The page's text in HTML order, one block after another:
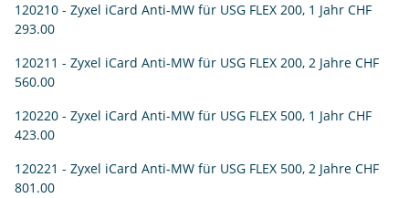
120210 - Zyxel iCard Anti-MW für USG FLEX 200, 1 Jahr CHF
293.00
120211 - Zyxel iCard Anti-MW für USG FLEX 200, 2 Jahre CHF
560.00
120220 - Zyxel iCard Anti-MW für USG FLEX 500, 1 Jahr CHF
423.00
120221 - Zyxel iCard Anti-MW für USG FLEX 500, 2 Jahre CHF
801.00